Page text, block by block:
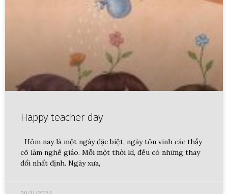
Happy teacher day
Hôm nay là một ngày đặc biệt, ngày tôn vinh các thầy
cô làm nghề giáo. Mỗi một thời kì, đều có những thay
đổi nhất định. Ngày xưa,